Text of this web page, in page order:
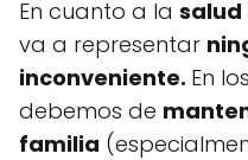
En cuanto a la
va a representar
inconveniente. En
debemos de
familia